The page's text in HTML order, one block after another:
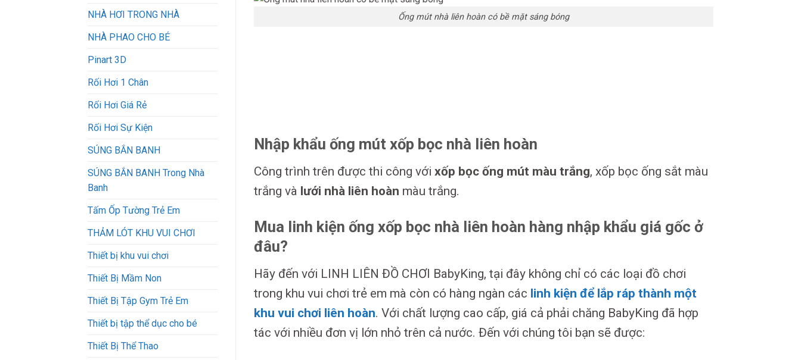
NHÀ HƠI TRONG NHÀ
NHÀ PHAO CHO BÉ
Pinart 3D
Rối Hơi 1 Chân
Rối Hơi Giá Rẻ
Rối Hơi Sự Kiện
SÚNG BẮN BANH
SÚNG BẮN BANH Trong Nhà
Banh
Tấm Ốp Tường Trẻ Em
THẢM LÓT KHU VUI CHƠI
Thiết bị khu vui chơi
Thiết Bị Mầm Non
Thiết Bị Tập Gym Trẻ Em
Thiết bị tập thể dục cho bé
Thiết Bị Thể Thao
Ống mút nhà liên hoàn có bề mặt sáng bóng
Nhập khẩu ống mút xốp bọc nhà liên hoàn
Công trình trên được thi công với xốp bọc ống mút màu trắng, xốp bọc ống sắt màu
trắng và lưới nhà liên hoàn màu trắng.
Mua linh kiện ống xốp bọc nhà liên hoàn hàng nhập khẩu giá gốc ở
đâu?
Hãy đến với LINH LIÊN ĐỒ CHƠI BabyKing, tại đây không chỉ có các loại đồ chơi
trong khu vui chơi trẻ em mà còn có hàng ngàn các linh kiện để lắp ráp thành một
khu vui chơi liên hoàn. Với chất lượng cao cấp, giá cả phải chăng BabyKing đã hợp
tác với nhiều đơn vị lớn nhỏ trên cả nước. Đến với chúng tôi bạn sẽ được: